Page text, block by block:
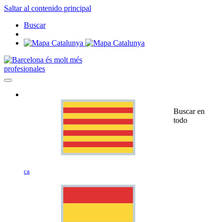
Saltar al contenido principal
Buscar
profesionales
ca
Buscar en
todo